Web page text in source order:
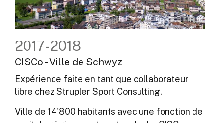
2017-2018
CISCo - Ville de Schwyz
Expérience faite en tant que collaborateur
libre chez Strupler Sport Consulting.
Ville de 14'800 habitants avec une fonction de